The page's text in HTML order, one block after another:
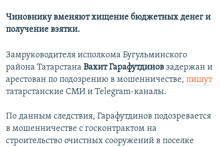
Все сайты РСЕ/РС
Чиновнику вменяют хищение бюджетных денег и
получение взятки.
Замруководителя исполкома Бугульминского
района Татарстана Вахит Гарафутдинов задержан и
арестован по подозрению в мошенничестве, пишут
татарстанские СМИ и Telegram-каналы.
По данным следствия, Гарафутдинов подозревается
в мошенничестве с госконтрактом на
строительство очистных сооружений в поселке